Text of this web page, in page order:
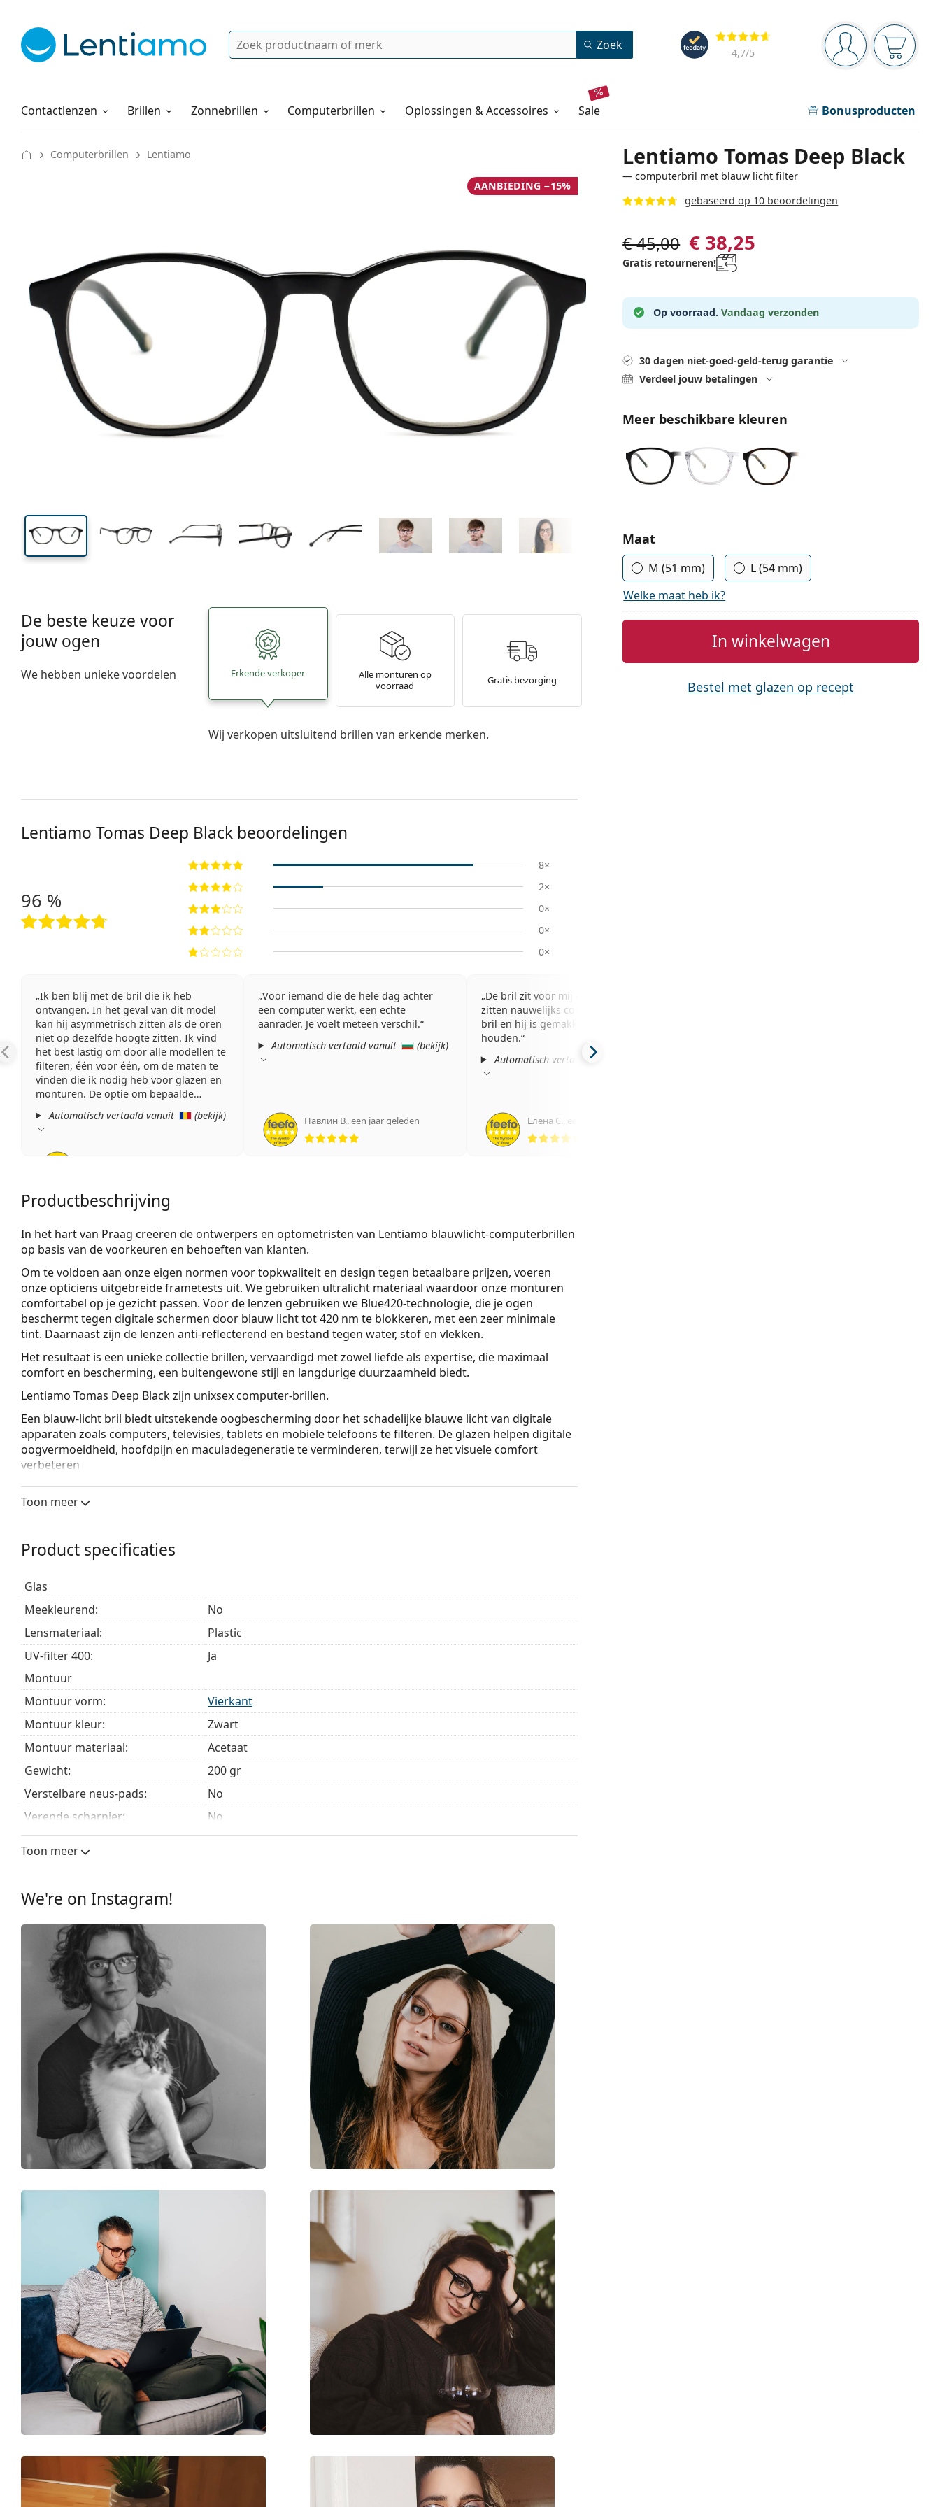
Navigatie
Je bent ingelogd
Jouw
Beoordelingen
4,7/5
Zoek Zoek
Contactlenzen
Lenzenvloeistoffen Brillen Zonnebrillen Computerbrillen Oplossingen & Accessoires sale Bonusproducten
Hoe bestellen
Lentiamo Tomas Deep Black
— computerbril met blauw licht filter
gebaseerd op 10 beoordelingen
Computerbrillen Lentiamo
AANBIEDING −15%
€ 45,00 € 38,25
Gratis retourneren!
Op voorraad. Vandaag verzonden
30 dagen niet-goed-geld-terug garantie
Verdeel jouw betalingen
Meer beschikbare kleuren
Kies parameters:
Maat
M (51 mm)
L (54 mm)
Welke maat heb ik?
In winkelwagen
Bestel met glazen op recept
De beste keuze voor
jouw ogen
We hebben unieke voordelen Erkende verkoper
Alle monturen op
voorraad
Gratis bezorging
Wij verkopen uitsluitend brillen van erkende merken.
Lentiamo Tomas Deep Black beoordelingen
96 %
8×
2×
0×
0×
0×
Ik ben blij met de bril die ik heb
ontvangen. In het geval van dit model
kan hij asymmetrisch zitten als de oren
niet op dezelfde hoogte zitten. Ik vind
het best lastig om door alle modellen te
filteren, één voor één, om de maten te
vinden die ik nodig heb voor glazen en
monturen. De optie om bepaalde
ieder geval esthetisch en was in dit
geval behoorlijk nauwkeurig.
Automatisch vertaald vanuit (bekijk)
Voor iemand die de hele dag achter
een computer werkt, een echte
aanrader. Je voelt meteen verschil.
Automatisch vertaald vanuit
(bekijk)
Павлин В.,een jaar geleden
Beoordeling 5 van 5
De bril zit voor mij erg comfortabel. Er
zitten nauwelijks contactvlekken op de
bril en hij is gemakkelijk schoon te
houden.
Automatisch vertaald vanuit
Елена С.,
Productbeschrijving
In het hart van Praag creëren de ontwerpers en optometristen van Lentiamo blauwlicht-computerbrillen
op basis van de voorkeuren en behoeften van klanten.
Om te voldoen aan onze eigen normen voor topkwaliteit en design tegen betaalbare prijzen, voeren
onze opticiens uitgebreide frametests uit. We gebruiken ultralicht materiaal waardoor onze monturen
comfortabel op je gezicht passen. Voor de lenzen gebruiken we Blue420-technologie, die je ogen
beschermt tegen digitale schermen door blauw licht tot 420 nm te blokkeren, met een zeer minimale
tint. Daarnaast zijn de lenzen anti-reflecterend en bestand tegen water, stof en vlekken.
Het resultaat is een unieke collectie brillen, vervaardigd met zowel liefde als expertise, die maximaal
comfort en bescherming, een buitengewone stijl en langdurige duurzaamheid biedt.
Lentiamo Tomas Deep Blackzijn unixsex computer-brillen.
Een blauw-licht bril biedt uitstekende oogbescherming door het schadelijke blauwe licht van digitale
apparaten zoals computers, televisies, tablets en mobiele telefoons te filteren. De glazen helpen digitale
oogvermoeidheid, hoofdpijn en maculadegeneratie te verminderen, terwijl ze het visuele comfort
verbeteren
Brilmontuur
De zwarte kleur van het montuur past perfect bij een koele huidskleur en lichtblond, lichtbruin of
Vierkante brillen zijn een perfecte keuze voor mensen met een rond, ovaal of driehoekig gezicht.
Het montuur van de leesbrillen is gemaakt van acetaat, dat hypoallergeen, duurzaam en comfortabel
Accessoires
Wij leveren de beeldschermbrillen in een originele hoes. De kleur van de koker en het ontwerp
kunnen variëren.
Het meegeleverde doekje is ideaal voor het reinigen en verzorgen van zonnebrillen. Sommige
modellen worden geleverd met een stoffen zakje in plaats van een doekje.
Bekijk het volledige assortimentbeeldschermbrillenvoor meer stijlen van populaire merken.
Toon meer
Product specificaties
Glas
Meekleurend:
No
Lensmateriaal:
Plastic
UV-filter 400:
Ja
montuur
Montuur vorm:
Vierkant
Montuur kleur:
Zwart
Montuur materiaal:
Acetaat
Gewicht:
200 gr
Verstelbare neus-pads:
No
Verende scharnier:
No
accessoires
Overig
Geslacht:
Categorie:
Merk:
Toon meer
We're on Instagram!